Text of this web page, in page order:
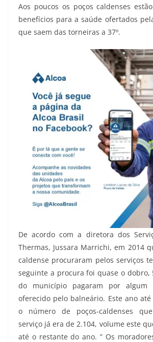
Aos poucos os poços caldenses
benefícios para a saúde ofertados
que saem das torneiras a 37º.
De acordo com a diretora dos
Thermas, Jussara Marrichi, em 2014
caldense procuraram pelos serviços
seguinte a procura foi quase o dobro,
do município pagaram por algum
oferecido pelo balneário. Este ano
o número de poços-caldenses
serviço já era de 2.104, volume este
até o restante do ano. ” Os